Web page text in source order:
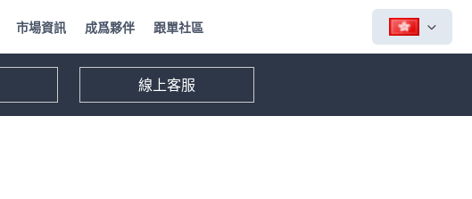
市場資訊 成爲夥伴 跟單社區
線上客服